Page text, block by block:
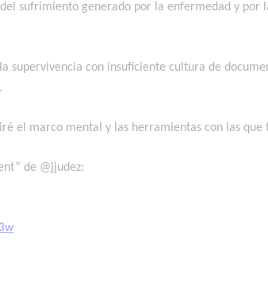
sufrimiento generado por la enfermedad y por
con insuficiente cultura de
el marco mental y las herramientas con las que
de @jjudez: